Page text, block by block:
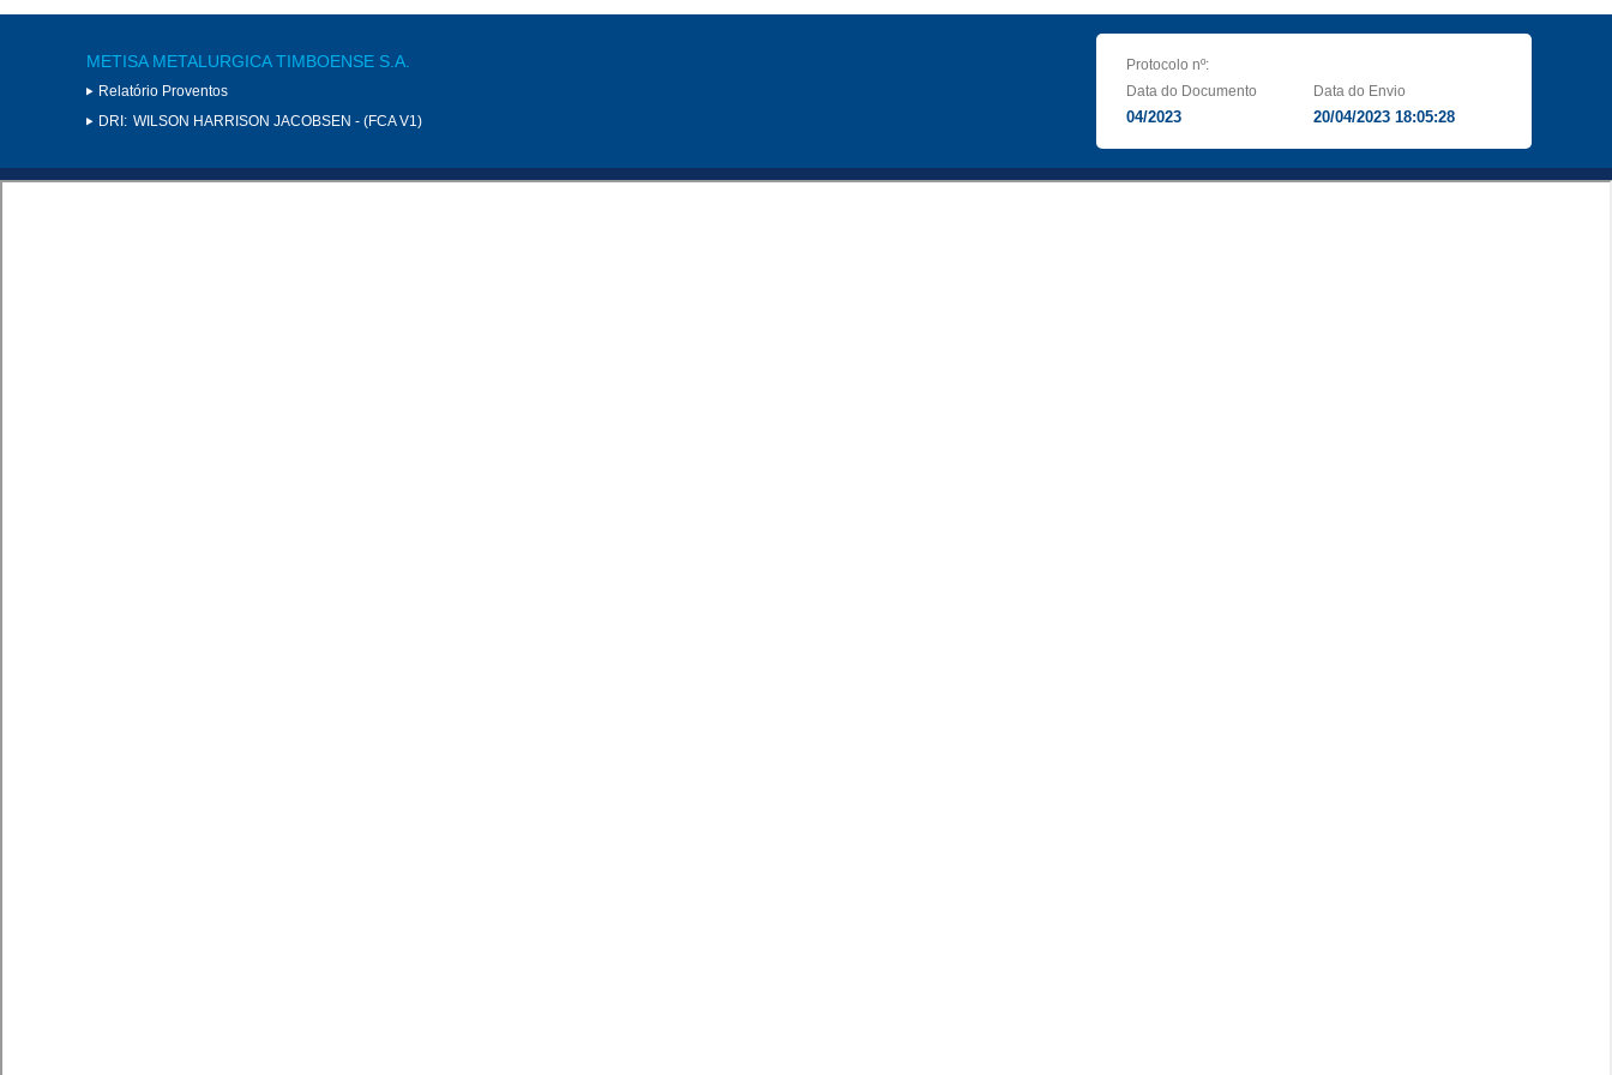
METISA METALURGICA TIMBOENSE S.A.
Relatório Proventos
DRI: WILSON HARRISON JACOBSEN - (FCA V1)
Protocolo nº:
Data do Documento
04/2023
Data do Envio
20/04/2023 18:05:28